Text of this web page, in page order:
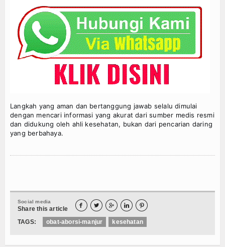
Langkah yang aman dan bertanggung jawab selalu dimulai
dengan mencari informasi yang akurat dari sumber medis resmi
dan didukung oleh ahli kesehatan, bukan dari pencarian daring
yang berbahaya.
Social media
Share this article     
TAGS: obat-aborsi-manjur kesehatan